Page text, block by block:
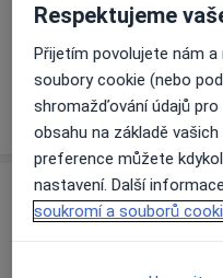
Informace o službách
Tento specialista ještě
Adresy (2)
Respektujeme
Přijetím povolujete nám
soubory cookie (nebo
shromažďování údajů
obsahu na základě
preference můžete
nastavení. Další
soukromí a souborů